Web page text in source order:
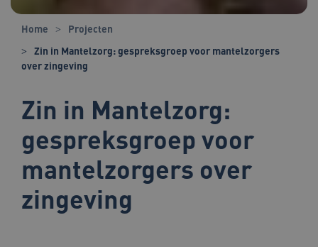
Home
Projecten
Zin in Mantelzorg: gespreksgroep voor mantelzorgers
over zingeving
Zin in Mantelzorg:
gespreksgroep voor
mantelzorgers over
zingeving